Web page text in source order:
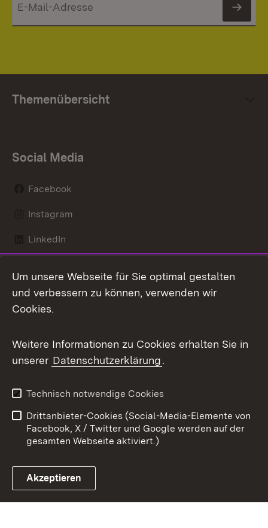
Themenübersicht
Social Media
Facebook
Instagram
LinkedIn
X / Twitter
Youtube
Link zum Landesportal
Kontakt
Datenschutz
Barrierefreiheit
Impressum
Cookies
Um unsere Webseite für Sie optimal gestalten
und verbessern zu können, verwenden wir
Cookies.
Weitere Informationen zu Cookies erhalten Sie in
unserer Datenschutzerklärung.
Technisch notwendige Cookies
Drittanbieter-Cookies (Social-Media-Elemente von
Facebook, X / Twitter und Google werden auf der
gesamten Webseite aktiviert.)
Akzeptieren